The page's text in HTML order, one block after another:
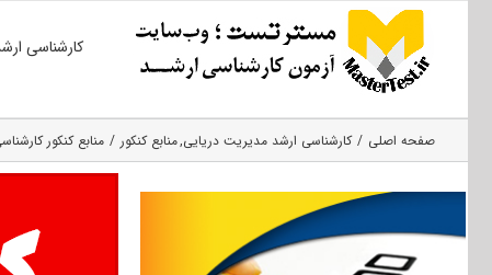
کارشناسی
صفحه اصلی کارشناسی ارشد مدیریت دریایی منابع کنکور منابع کنکور